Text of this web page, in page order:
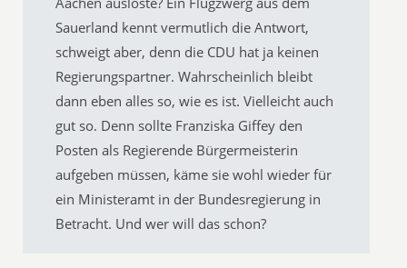
Sauerland kennt vermutlich die Antwort,
schweigt aber, denn die CDU hat ja keinen
Regierungspartner. Wahrscheinlich bleibt
dann eben alles so, wie es ist. Vielleicht auch
gut so. Denn sollte Franziska Giffey den
Posten als Regierende Bürgermeisterin
aufgeben müssen, käme sie wohl wieder für
ein Ministeramt in der Bundesregierung in
Betracht. Und wer will das schon?